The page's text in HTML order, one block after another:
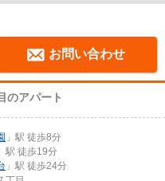
お問い合わせ
のアパート
」駅 徒歩8分
」駅 徒歩19分
」駅 徒歩24分